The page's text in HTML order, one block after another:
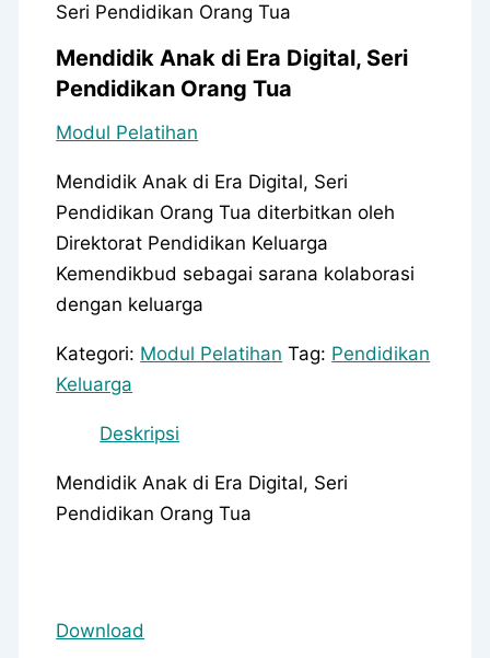
Seri Pendidikan Orang Tua
Mendidik Anak di Era Digital, Seri
Pendidikan Orang Tua
Modul Pelatihan
Mendidik Anak di Era Digital, Seri
Pendidikan Orang Tua diterbitkan oleh
Direktorat Pendidikan Keluarga
Kemendikbud sebagai sarana kolaborasi
dengan keluarga
Kategori: Modul Pelatihan Tag: Pendidikan
Keluarga
Deskripsi
Mendidik Anak di Era Digital, Seri
Pendidikan Orang Tua
Download